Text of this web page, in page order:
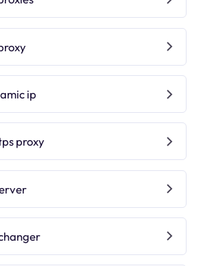
ip
proxy